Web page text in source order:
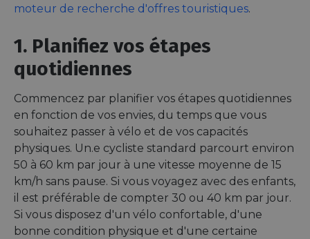
moteur de recherche d'offres touristiques.
1. Planifiez vos étapes
quotidiennes
Commencez par planifier vos étapes quotidiennes
en fonction de vos envies, du temps que vous
souhaitez passer à vélo et de vos capacités
physiques. Un.e cycliste standard parcourt environ
50 à 60 km par jour à une vitesse moyenne de 15
km/h sans pause. Si vous voyagez avec des enfants,
il est préférable de compter 30 ou 40 km par jour.
Si vous disposez d'un vélo confortable, d'une
bonne condition physique et d'une certaine